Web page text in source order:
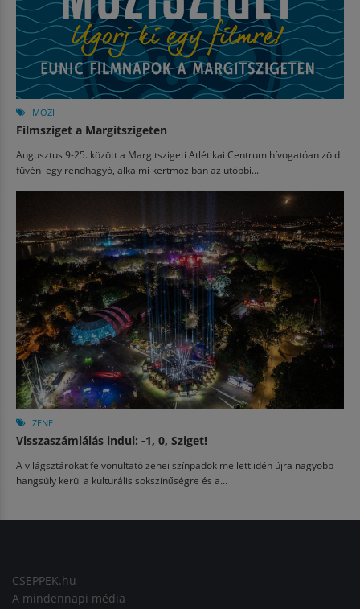
MOZI
Filmsziget a Margitszigeten
Augusztus 9-25. között a Margitszigeti Atlétikai Centrum hívogatóan zöld
füvén egy rendhagyó, alkalmi kertmoziban az utóbbi...
ZENE
Visszaszámlálás indul: -1, 0, Sziget!
A világsztárokat felvonultató zenei színpadok mellett idén újra nagyobb
hangsúly kerül a kulturális sokszínűségre és a...
CSEPPEK.hu
A mindennapi média